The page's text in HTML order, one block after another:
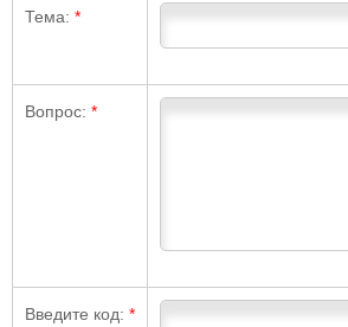
Тема: *
Вопрос: *
Введите код: *